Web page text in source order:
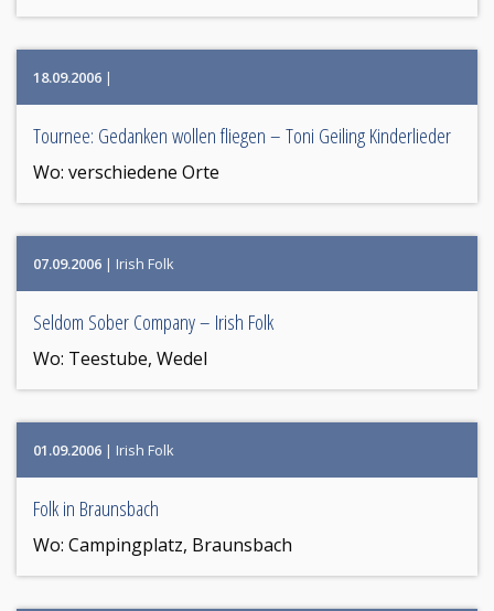
18.09.2006 |
Tournee: Gedanken wollen fliegen – Toni Geiling Kinderlieder
Wo: verschiedene Orte
07.09.2006 | Irish Folk
Seldom Sober Company – Irish Folk
Wo: Teestube, Wedel
01.09.2006 | Irish Folk
Folk in Braunsbach
Wo: Campingplatz, Braunsbach